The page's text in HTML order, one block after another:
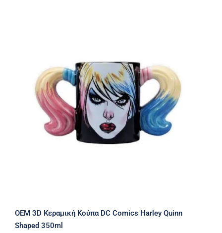
OEM 3D Κεραμική Κούπα DC Comics
Harley Quinn Shaped 350ml
OEM 3D Κεραμική Κούπα DC Comics Harley Quinn
Shaped 350ml